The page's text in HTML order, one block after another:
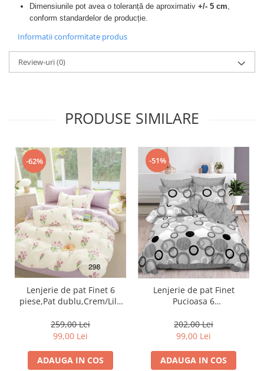
Dimensiunile pot avea o toleranță de aproximativ +/- 5 cm,
conform standardelor de producție.
Informatii conformitate produs
Review-uri(0)
PRODUSE SIMILARE
-62%
Lenjerie de pat Finet 6
piese,Pat dublu,Crem/Lila
259,00 Lei
99,00 Lei
ADAUGA IN COS
-51%
Lenjerie de pat Finet
Pucioasa 6
202,00 Lei
99,00 Lei
ADAUGA IN COS